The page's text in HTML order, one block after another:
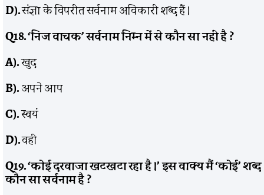
D).संज्ञा के विपरीत सर्वनाम अविकारी शब्द हैं ।
Q18. ‘निज वाचक’ सर्वनाम निम्न में से कौन सा नहीं है?
A).खुद
B).अपने आप
C).स्वयं
D).वही
Q19. ‘कोई दरवाजा खटखटा रहा है ।’ इस वाक्य मैं ‘कोई’ शब्द
कौन सा सर्वनाम है?